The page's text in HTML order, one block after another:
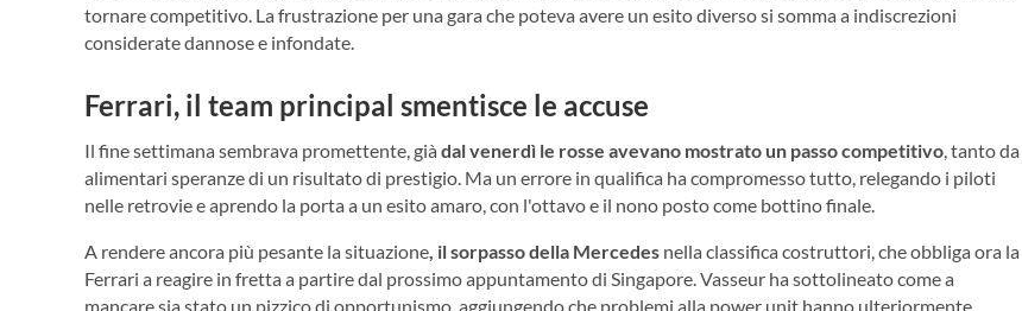
tornare competitivo. La frustrazione per una gara che poteva avere un esito diverso si somma a indiscrezioni
considerate dannose e infondate.
Ferrari, il team principal smentisce le accuse
Il fine settimana sembrava promettente, già dal venerdì le rosse avevano mostrato un passo competitivo, tanto da
alimentari speranze di un risultato di prestigio. Ma un errore in qualifica ha compromesso tutto, relegando i piloti
nelle retrovie e aprendo la porta a un esito amaro, con l'ottavo e il nono posto come bottino finale.
A rendere ancora più pesante la situazione, il sorpasso della Mercedes nella classifica costruttori, che obbliga ora la
Ferrari a reagire in fretta a partire dal prossimo appuntamento di Singapore. Vasseur ha sottolineato come a
mancare sia stato un pizzico di opportunismo, aggiungendo che problemi alla power unit hanno ulteriormente